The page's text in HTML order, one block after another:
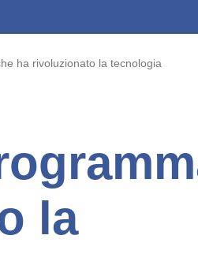
ha rivoluzionato la tecnologia
la